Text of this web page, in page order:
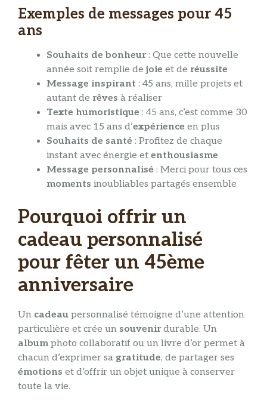
Exemples de messages pour 45
ans
Souhaits de bonheur: Que cette nouvelle
année soit remplie de joie et de réussite
Message inspirant : 45 ans, mille projets et
autant de rêves à réaliser
Texte humoristique : 45 ans, c’est comme 30
mais avec 15 ans d’expérience en plus
Souhaits de santé : Profitez de chaque
instant avec énergie et enthousiasme
Message personnalisé : Merci pour tous ces
moments inoubliables partagés ensemble
Pourquoi offrir un
cadeau personnalisé
pour fêter un 45ème
anniversaire
Un cadeau personnalisé témoigne d’une attention
particulière et crée un souvenirdurable. Un
albumphoto collaboratif ou un livre d’or permet à
chacun d’exprimer sa gratitude, de partager ses
émotions et d’offrir un objet unique à conserver
toute la vie.